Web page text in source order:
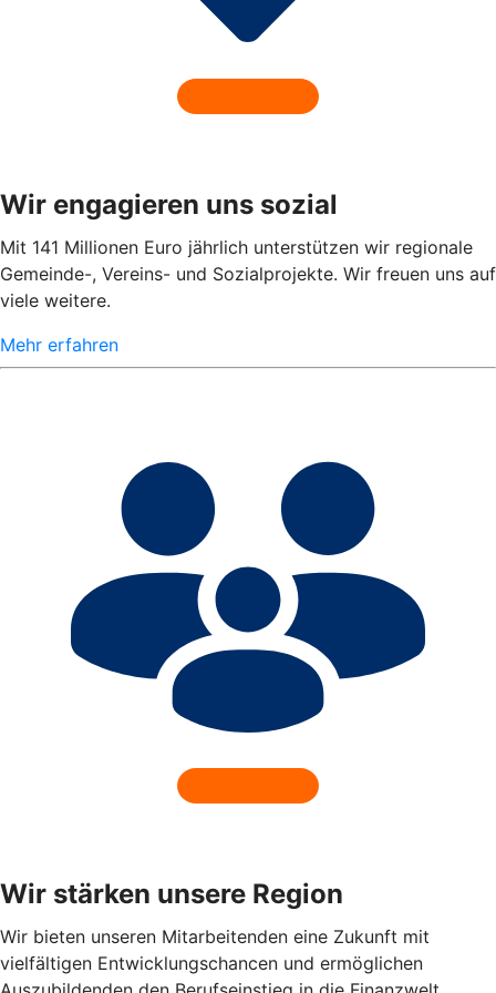
Wir engagieren uns sozial
Mit 141 Millionen Euro jährlich unterstützen wir regionale
Gemeinde-, Vereins- und Sozialprojekte. Wir freuen uns auf
viele weitere.
Mehr erfahren
Wir stärken unsere Region
Wir bieten unseren Mitarbeitenden eine Zukunft mit
vielfältigen Entwicklungschancen und ermöglichen